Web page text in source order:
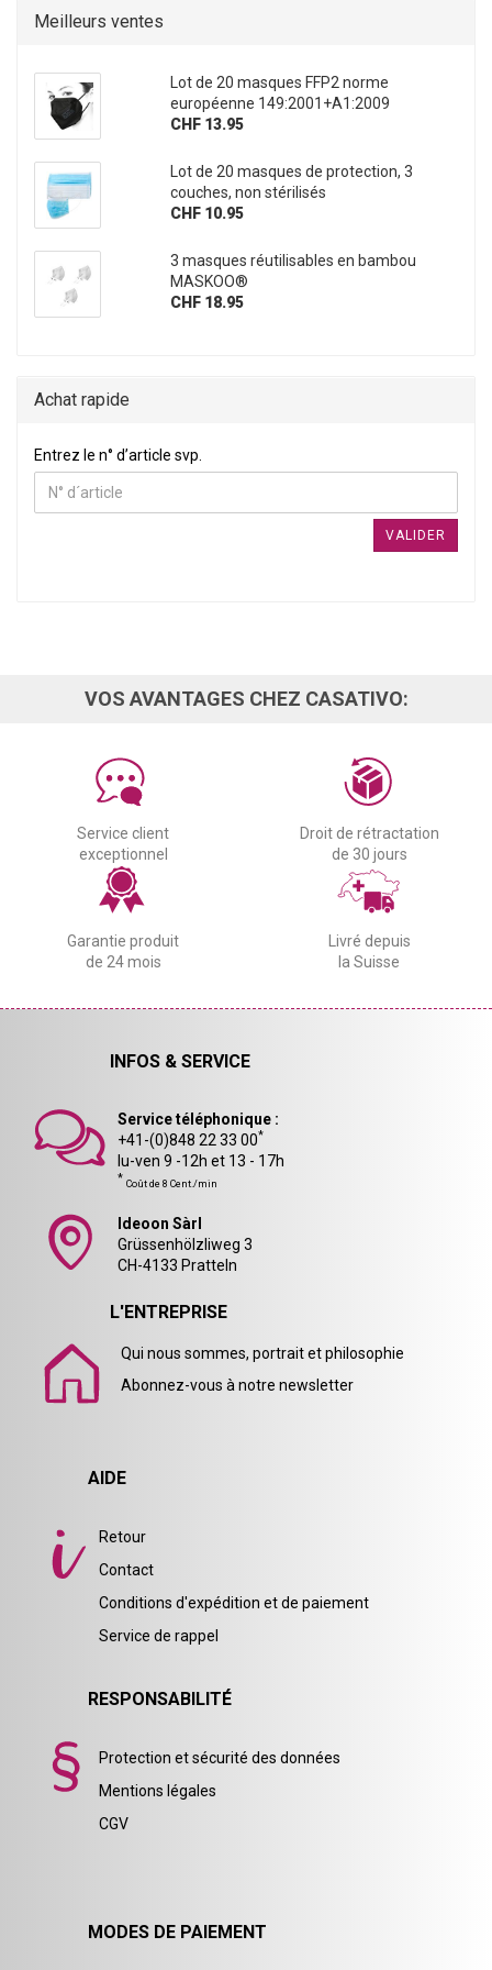
Meilleurs ventes
Lot de 20 masques FFP2 norme
européenne 149:2001+A1:2009
CHF 13.95
Lot de 20 masques de protection, 3
couches, non stérilisés
CHF 10.95
3 masques réutilisables en bambou
MASKOO®
CHF 18.95
Achat rapide
ENTREZ LE N° D’ARTICLE SVP.
Entrez le n° d’article svp.
VALIDER
VOS AVANTAGES CHEZ CASATIVO:
Service client
exceptionnel
Droit de rétractation
de 30 jours
Garantie produit
de 24 mois
Livré depuis
la Suisse
INFOS & SERVICE
Service téléphonique :
+41-(0)848 22 33 00*
lu-ven 9 -12h et 13 - 17h
* Coût de 8 Cent./min
Ideoon Sàrl
Grüssenhölzliweg 3
CH-4133 Pratteln
L'ENTREPRISE
Qui nous sommes, portrait et philosophie
Abonnez-vous à notre newsletter
AIDE
Retour
Contact
Conditions d'expédition et de paiement
Service de rappel
RESPONSABILITÉ
Protection et sécurité des données
Mentions légales
CGV
MODES DE PAIEMENT